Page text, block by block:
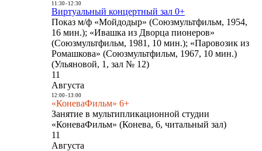
11:30- 12:30
Виртуальный концертный зал 0+
Показ м/ф «Мойдодыр» (Союзмультфильм, 1954,
16 мин.); «Ивашка из Дворца пионеров»
(Союзмультфильм, 1981, 10 мин.); «Паровозик из
Ромашкова» (Союзмультфильм, 1967, 10 мин.)
(Ульяновой, 1, зал № 12)
11
Августа
12:00- 13:00
«КоневаФильм» 6+
Занятие в мультипликационной студии
«КоневаФильм» (Конева, 6, читальный зал)
11
Августа